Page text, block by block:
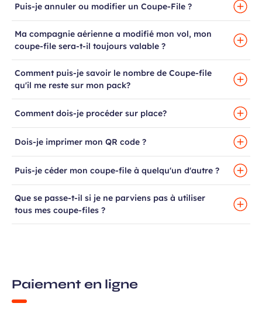
Puis-je annuler ou modifier un Coupe-File ?
Ma compagnie aérienne a modifié mon vol, mon
coupe-file sera-t-il toujours valable ?
Comment puis-je savoir le nombre de Coupe-file
qu'il me reste sur mon pack?
Comment dois-je procéder sur place?
Dois-je imprimer mon QR code ?
Puis-je céder mon coupe-file à quelqu'un d'autre ?
Que se passe-t-il si je ne parviens pas à utiliser
tous mes coupe-files ?
Paiement en ligne